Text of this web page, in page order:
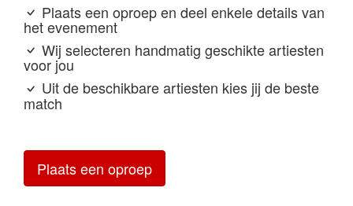
Plaats een oproep en deel enkele details van
het evenement
Wij selecteren handmatig geschikte artiesten
voor jou
Uit de beschikbare artiesten kies jij de beste
match
Plaats een oproep